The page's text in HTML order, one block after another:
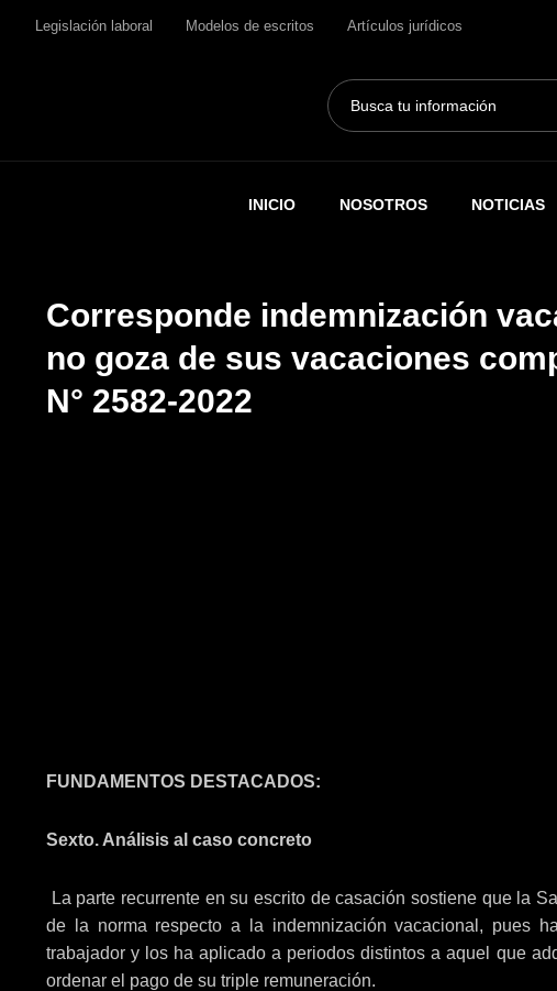
Legislación laboral Modelos de escritos Artículos jurídicos
Search
...
INICIO NOSOTROS NOTICIAS
Corresponde indemnización
no goza de sus vacaciones
N° 2582-2022
FUNDAMENTOS DESTACADOS:
Sexto. Análisis al caso concreto
La parte recurrente en su escrito de casación sostiene que la
de la norma respecto a la indemnización vacacional, pues
trabajador y los ha aplicado a periodos distintos a aquel que
ordenar el pago de su triple remuneración.